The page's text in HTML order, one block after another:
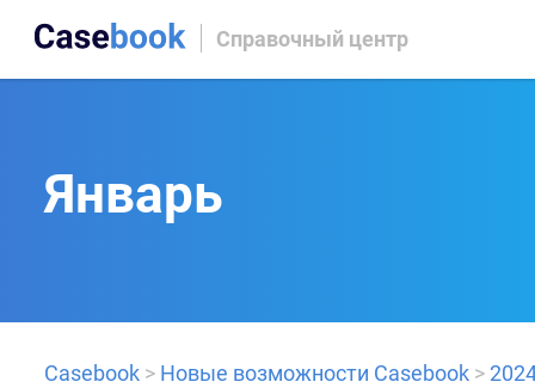
Справочный центр
Январь
Casebook > Новые возможности Casebook >